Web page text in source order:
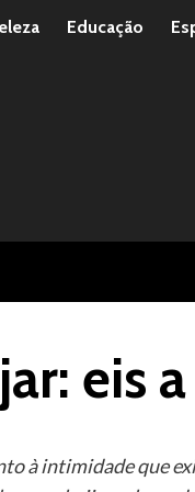
Educação
eis
à intimidade que